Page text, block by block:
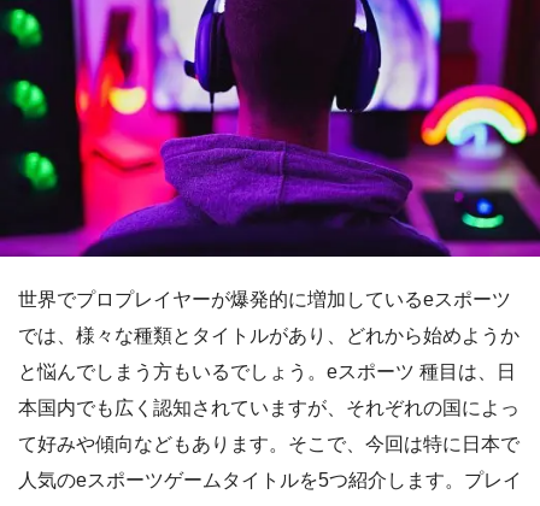
世界でプロプレイヤーが爆発的に増加しているeスポーツ
では、様々な種類とタイトルがあり、どれから始めようか
と悩んでしまう方もいるでしょう。eスポーツ 種目は、日
本国内でも広く認知されていますが、それぞれの国によっ
て好みや傾向などもあります。そこで、今回は特に日本で
人気のeスポーツゲームタイトルを5つ紹介します。プレイ